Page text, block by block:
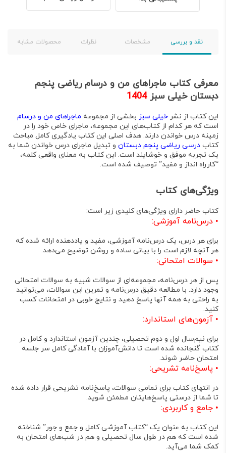
نقد و بررسی مشخصات نظرات محصولات مشابه
معرفی کتاب ماجراهای من و درسام ریاضی پنجم
دبستان خیلی سبز1404
این کتاب از نشر خیلی سبز بخشی از مجموعه ماجراهای من و درسام
است که هر کدام از کتاب‌های این مجموعه، ماجرای خاص خود را در
زمینه درس خواندن دارند. هدف اصلی این کتاب یادگیری کامل مباحث
کتاب درسی ریاضی پنجم دبستان و تبدیل ماجرای درس خواندن شما به
یک تجربه موفق و خوشایند است. این کتاب به معنای واقعی کلمه،
“کارراه انداز و مفید” توصیف شده است.
ویژگی‌های کتاب
کتاب حاضر دارای ویژگی‌های کلیدی زیر است:
• درس‌نامه آموزشی:
برای هر درس، یک درس‌نامه آموزشی، مفید و یاددهنده ارائه شده که
هر آنچه لازم است را با بیانی ساده و روشن توضیح می‌دهد.
• سوالات امتحانی:
پس از هر درس‌نامه، مجموعه‌ای از سوالات شبیه به سوالات امتحانی
وجود دارد. با مطالعه دقیق درس‌نامه و تمرین این سوالات، می‌توانید
به راحتی به همه آنها پاسخ دهید و نتایج خوبی در امتحانات کسب
کنید.
• آزمون‌های استاندارد:
برای نیم‌سال اول و دوم تحصیلی، چندین آزمون استاندارد و کامل در
کتاب گنجانده شده است تا دانش‌آموزان با آمادگی کامل سر جلسه
امتحان حاضر شوند.
• پاسخ‌نامه تشریحی:
در انتهای کتاب برای تمامی سوالات، پاسخ‌نامه تشریحی قرار داده شده
تا شما از درستی پاسخ‌هایتان مطمئن شوید.
• جامع و کاربردی:
این کتاب به عنوان یک “کتاب آموزشی کامل و جمع و جور” شناخته
شده است که هم در طول سال تحصیلی و هم در شب‌های امتحان به
کمک شما می‌آید.